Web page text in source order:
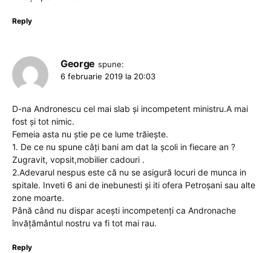
Reply
George spune:
6 februarie 2019 la 20:03
D-na Andronescu cel mai slab și incompetent ministru.A mai
fost și tot nimic.
Femeia asta nu știe pe ce lume trăiește.
1. De ce nu spune câți bani am dat la școli in fiecare an ?
Zugravit, vopsit,mobilier cadouri .
2.Adevarul nespus este că nu se asigură locuri de munca in
spitale. Inveti 6 ani de inebunesti și iti ofera Petroșani sau alte
zone moarte.
Până când nu dispar acești incompetenți ca Andronache
învățământul nostru va fi tot mai rau.
Reply